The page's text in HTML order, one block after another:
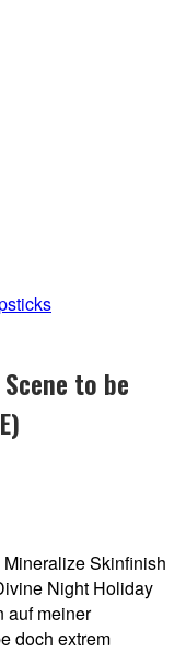
to be
Skinfinish
Night Holiday
auf meiner
doch extrem